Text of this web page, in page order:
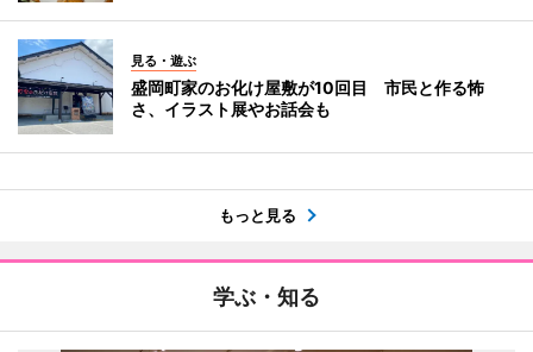
見る・遊ぶ
盛岡町家のお化け屋敷が10回目 市民と作る怖
さ、イラスト展やお話会も
もっと見る
学ぶ・知る